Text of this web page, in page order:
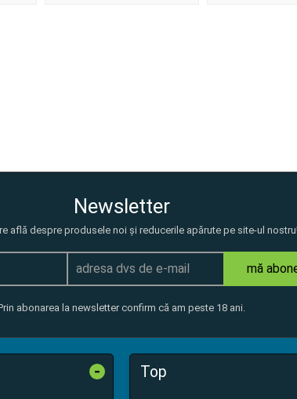
Newsletter
află despre produsele noi și reducerile apărute pe site-ul nostru!
mă
abonarea la newsletter confirm că am peste 18 ani.
- Top